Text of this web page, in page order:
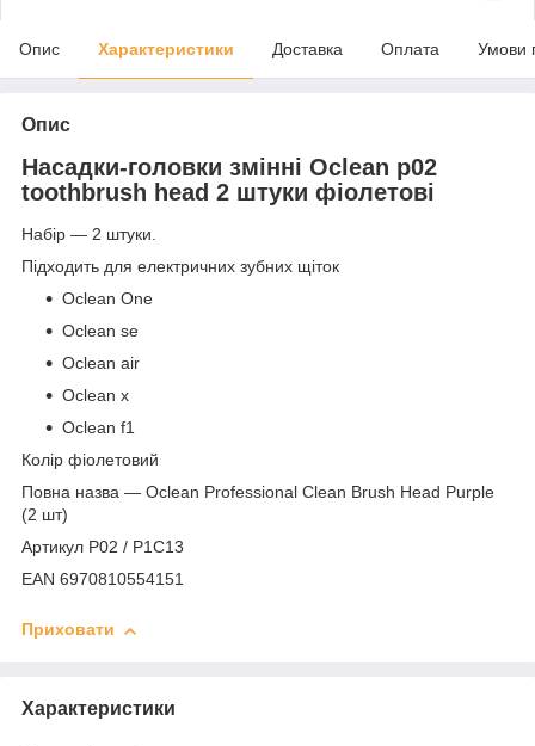
Опис Характеристики Доставка Оплата Умови
Опис
Насадки-головки змінні Oclean p02
toothbrush head 2 штуки фіолетові
Набір — 2 штуки.
Підходить для електричних зубних щіток
Oclean One
Oclean se
Oclean air
Oclean x
Oclean f1
Колір фіолетовий
Повна назва — Oclean Professional Clean Brush Head Purple
(2 шт)
Артикул P02 / P1C13
EAN 6970810554151
Приховати
Характеристики